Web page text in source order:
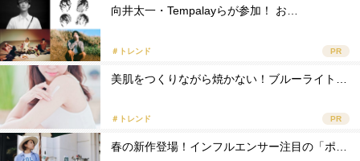
向井太一・Tempalayらが参加！ お…
＃トレンド PR
美肌をつくりながら焼かない！ブルーライト…
＃トレンド PR
春の新作登場！インフルエンサー注目の「ポ…